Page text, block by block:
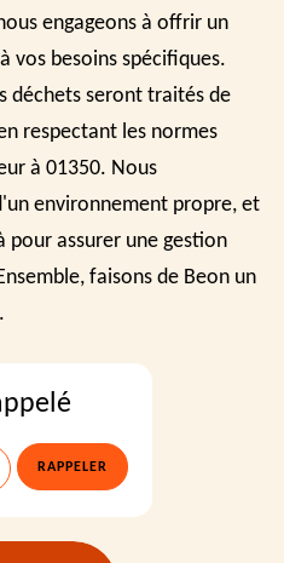
engageons à offrir un
vos besoins spécifiques.
déchets seront traités de
respectant les normes
à 01350. Nous
environnement propre, et
pour assurer une gestion
faisons de Beon un